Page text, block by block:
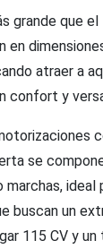
grande que
en
atraer a
confort y
se
marchas,
buscan un
115 CV y